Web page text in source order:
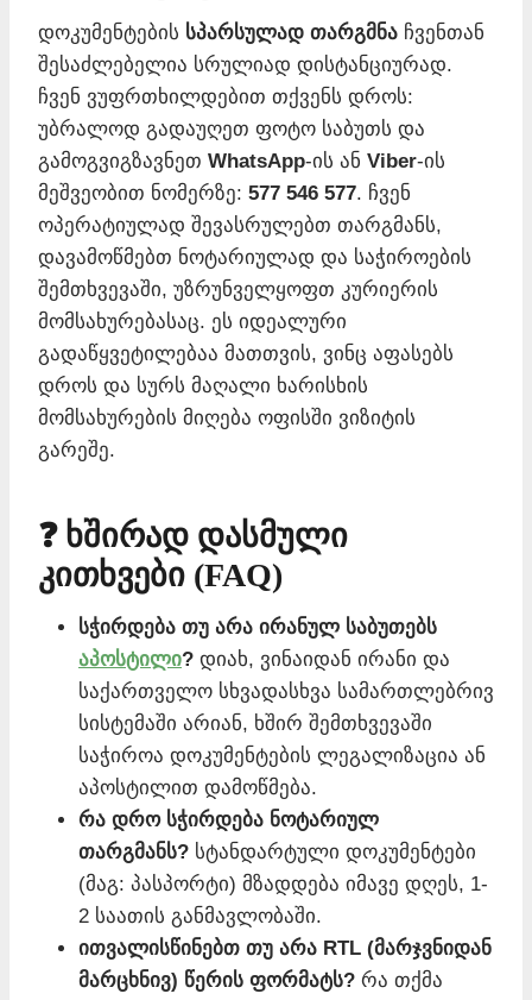
დოკუმენტების სპარსულად თარგმნა ჩვენთან
შესაძლებელია სრულიად დისტანციურად.
ჩვენ ვუფრთხილდებით თქვენს დროს:
უბრალოდ გადაუღეთ ფოტო საბუთს და
გამოგვიგზავნეთ WhatsApp-ის ან Viber-ის
მეშვეობით ნომერზე: 577 546 577. ჩვენ
ოპერატიულად შევასრულებთ თარგმანს,
დავამოწმებთ ნოტარიულად და საჭიროების
შემთხვევაში, უზრუნველყოფთ კურიერის
მომსახურებასაც. ეს იდეალური
გადაწყვეტილებაა მათთვის, ვინც აფასებს
დროს და სურს მაღალი ხარისხის
მომსახურების მიღება ოფისში ვიზიტის
გარეშე.
❓ ხშირად დასმული
კითხვები (FAQ)
სჭირდება თუ არა ირანულ საბუთებს
აპოსტილი? დიახ, ვინაიდან ირანი და
საქართველო სხვადასხვა სამართლებრივ
სისტემაში არიან, ხშირ შემთხვევაში
საჭიროა დოკუმენტების ლეგალიზაცია ან
აპოსტილით დამოწმება.
რა დრო სჭირდება ნოტარიულ
თარგმანს? სტანდარტული დოკუმენტები
(მაგ: პასპორტი) მზადდება იმავე დღეს, 1-
2 საათის განმავლობაში.
ითვალისწინებთ თუ არა RTL (მარჯვნიდან
მარცხნივ) წერის ფორმატს? რა თქმა